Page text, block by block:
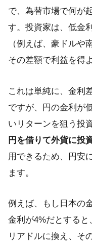
で、為替市場で何が
す。投資家は、低金
（例えば、豪ドルや
その差額で利益を得
これは単純に、金利
ですが、円の金利が
いリターンを狙う投
円を借りて外貨に投
用できるため、円安
ます。
例えば、もし日本の
金利が4%だとすると
リアドルに換え、そ